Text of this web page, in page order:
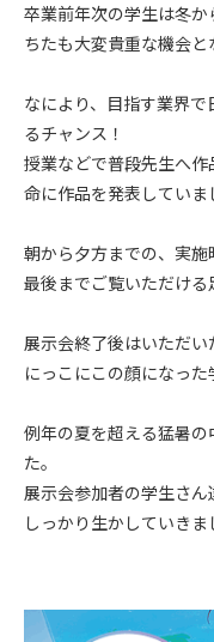
卒業前年次の学生は冬
ちたも大変貴重な機会と
なにより、目指す業界
るチャンス！
授業などで普段先生へ
命に作品を発表していま
朝から夕方までの、実施
最後までご覧いただける
展示会終了後はいただい
にっこにこの顔になっ
例年の夏を超える猛暑
た。
展示会参加者の学生さ
しっかり生かしていきま